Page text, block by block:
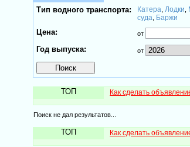
Тип водного транспорта:
Катера Лодки
суда Баржи
Цена: от
Год выпуска: от
ТОП Как сделать
Поиск не дал результатов...
ТОП Как сделать